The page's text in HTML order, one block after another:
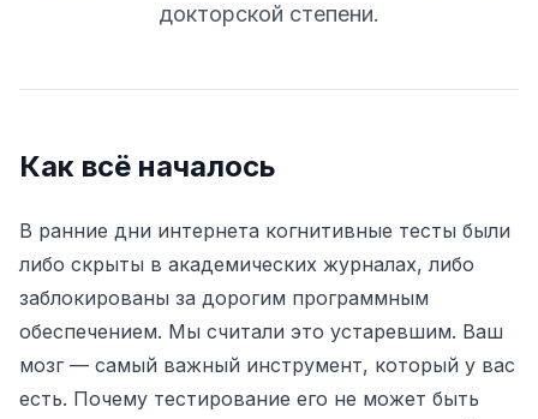
Тест на шимпанзе
Тест на печать
Визуальная память
Тренажер прицеливания
Память на числа
докторской степени.
Как всё началось
В ранние дни интернета когнитивные тесты были
либо скрыты в академических журналах, либо
заблокированы за дорогим программным
обеспечением. Мы считали это устаревшим. Ваш
мозг — самый важный инструмент, который у вас
есть. Почему тестирование его не может быть